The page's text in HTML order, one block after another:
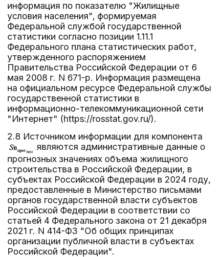
информация по показателю "Жилищные
условия населения", формируемая
Федеральной службой государственной
статистики согласно позиции 1.11.1
Федерального плана статистических работ,
утвержденного распоряжением
Правительства Российской Федерации от 6
мая 2008 г. N 671-р. Информация размещена
на официальном ресурсе Федеральной службы
государственной статистики в
информационно-телекоммуникационной сети
"Интернет" (https://rosstat.gov.ru/).
2.8 Источником информации для компонента
являются административные данные о
прогнозных значениях объема жилищного
строительства в Российской Федерации, в
субъектах Российской Федерации в 2024 году,
предоставленные в Министерство письмами
органов государственной власти субъектов
Российской Федерации в соответствии со
статьей 4 Федерального закона от 21 декабря
2021 г. N 414-ФЗ "Об общих принципах
организации публичной власти в субъектах
Российской Федерации".